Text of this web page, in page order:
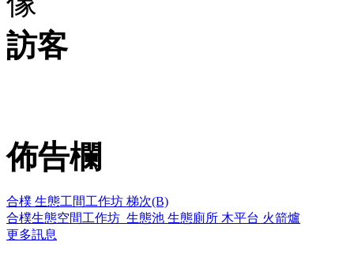
訪客
佈告欄
合樸 生態工間工作坊 梯次(B)
合樸生態空間工作坊_生態池 生態廁所 木平台 火箭爐
更多訊息